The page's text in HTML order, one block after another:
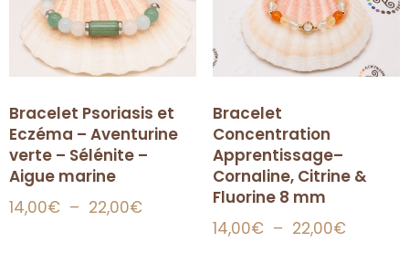
Bracelet Psoriasis et
Eczéma – Aventurine
verte – Sélénite –
Aigue marine
14,00€ – 22,00€
Bracelet
Concentration
Apprentissage–
Cornaline, Citrine &
Fluorine 8 mm
14,00€ – 22,00€